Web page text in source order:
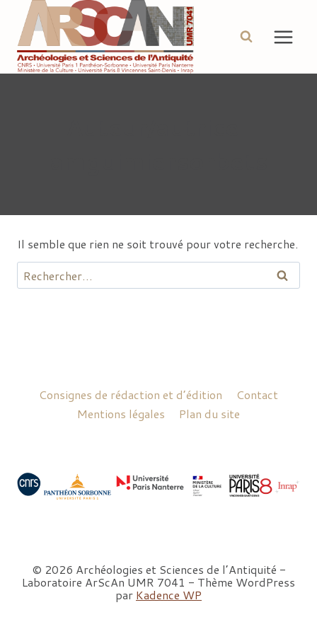
contenu
Il semble que rien ne soit trouvé pour votre recherche.
Rechercher :
Consignes de rédaction et d’édition
Contact
Mentions légales
Plan du site
© 2026 Archéologies et Sciences de l’Antiquité -
Laboratoire ArScAn UMR 7041 - Thème WordPress
par Kadence WP